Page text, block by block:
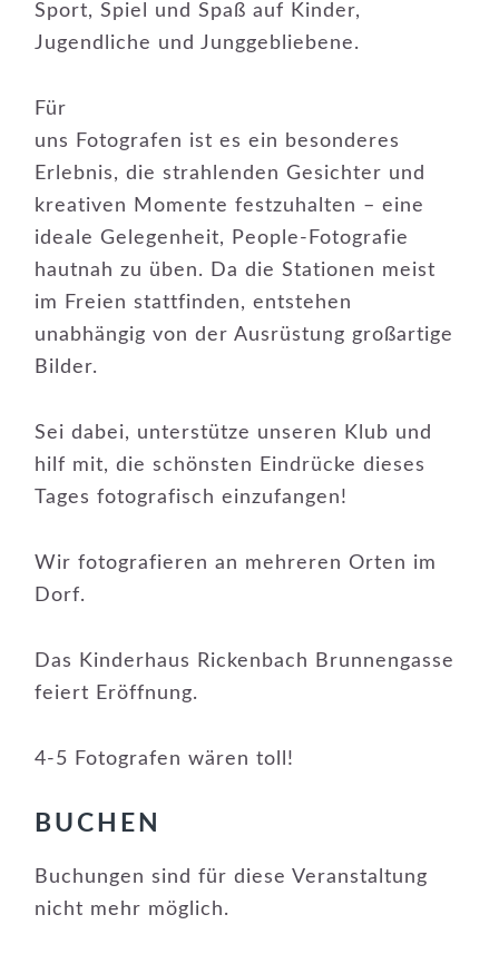
Sport, Spiel und Spaß auf Kinder,
Jugendliche und Junggebliebene.
Für
uns Fotografen ist es ein besonderes
Erlebnis, die strahlenden Gesichter und
kreativen Momente festzuhalten – eine
ideale Gelegenheit, People-Fotografie
hautnah zu üben. Da die Stationen meist
im Freien stattfinden, entstehen
unabhängig von der Ausrüstung großartige
Bilder.
Sei dabei, unterstütze unseren Klub und
hilf mit, die schönsten Eindrücke dieses
Tages fotografisch einzufangen!
Wir fotografieren an mehreren Orten im
Dorf.
Das Kinderhaus Rickenbach Brunnengasse
feiert Eröffnung.
4-5 Fotografen wären toll!
BUCHEN
Buchungen sind für diese Veranstaltung
nicht mehr möglich.